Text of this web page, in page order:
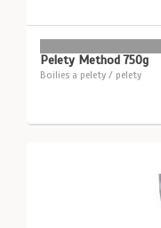
Pelety Method 750g
Boilies a pelety / pelety